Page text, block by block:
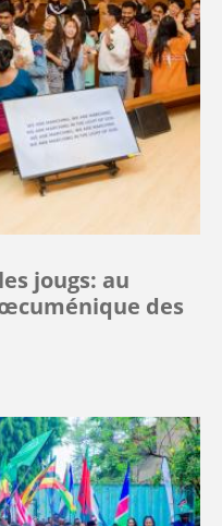
jougs: au
des